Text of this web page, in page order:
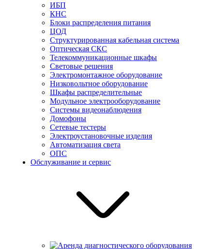
ИБП
КНС
Блоки распределения питания
ЦОД
Структурированная кабельная система
Оптическая СКС
Телекоммуникационные шкафы
Световые решения
Электромонтажное оборудование
Низковольтное оборудование
Шкафы распределительные
Модульное электрооборудование
Системы видеонаблюдения
Домофоны
Сетевые тестеры
Электроустановочные изделия
Автоматизация света
ОПС
Обслуживание и сервис